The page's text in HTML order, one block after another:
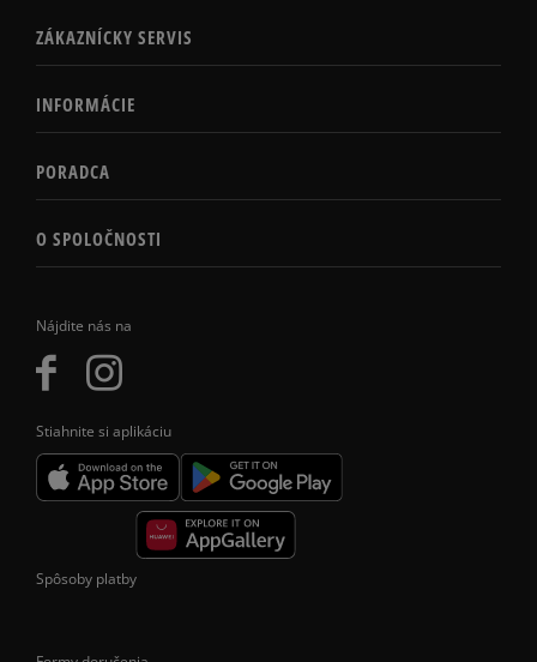
Nájdite nás na
Stiahnite si aplikáciu
ZÁKAZNÍCKY SERVIS
INFORMÁCIE
PORADCA
O SPOLOČNOSTI
Spôsoby platby